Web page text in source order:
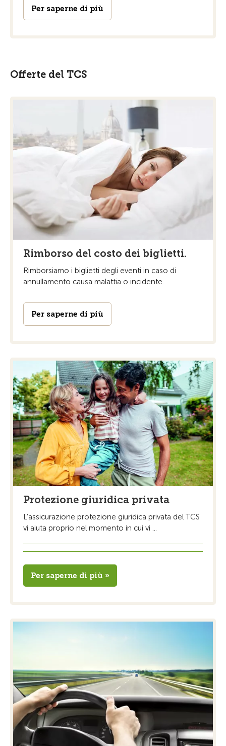
Per saperne di più
Offerte del TCS
Rimborso del costo dei biglietti.
Rimborsiamo i biglietti degli eventi in caso di
annullamento causa malattia o incidente.
Per saperne di più
Protezione giuridica privata
L’assicurazione protezione giuridica privata del TCS
vi aiuta proprio nel momento in cui vi ...
Per saperne di più »